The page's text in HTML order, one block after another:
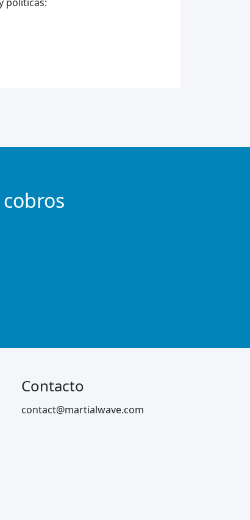
Contacto
contact@martialwave.com